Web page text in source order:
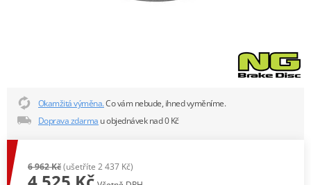
Okamžitá výměna.Co vám nebude, ihned vyměníme.
Doprava zdarma u objednávek nad 0 Kč
6 962 Kč(ušetříte 2 437 Kč)